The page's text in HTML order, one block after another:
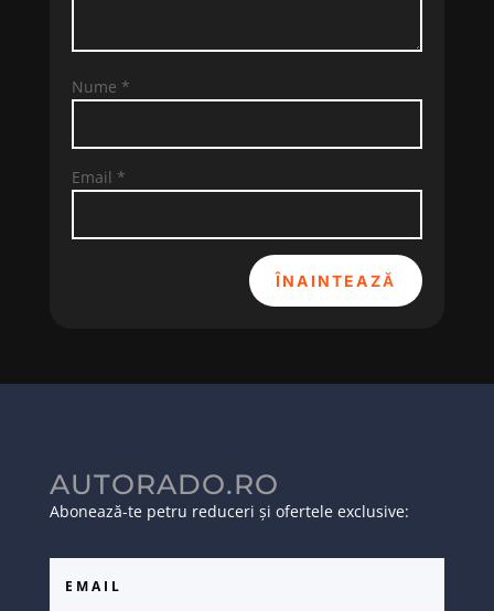
Nume *
Email *
ÎNAINTEAZĂ
AUTORADO.RO
Abonează-te petru reduceri și ofertele exclusive: